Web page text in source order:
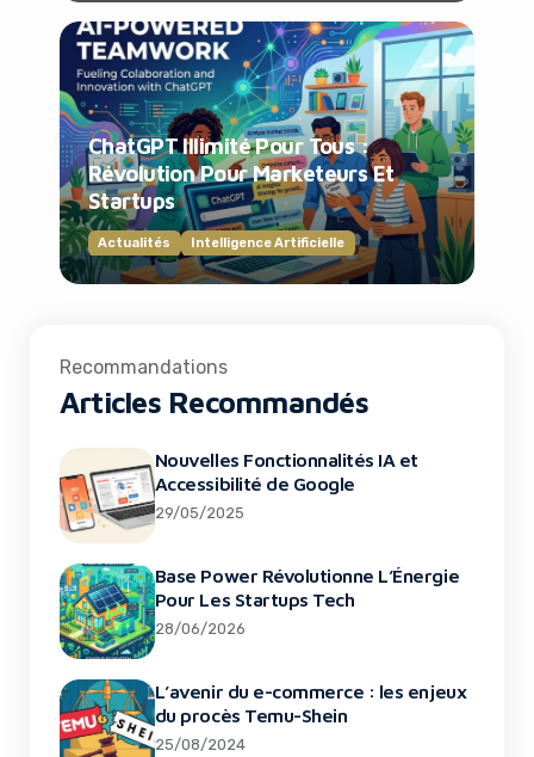
ChatGPT Illimité Pour Tous :
Révolution Pour Marketeurs Et
Startups
Actualités Intelligence Artificielle
Recommandations
Articles Recommandés
Nouvelles Fonctionnalités IA et
Accessibilité de Google
29/05/2025
Base Power Révolutionne L’Énergie
Pour Les Startups Tech
28/06/2026
L’avenir du e-commerce : les enjeux
du procès Temu-Shein
25/08/2024